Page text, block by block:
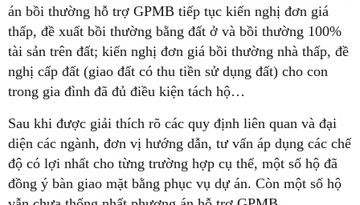
án bồi thường hỗ trợ GPMB tiếp tục kiến nghị đơn giá
thấp, đề xuất bồi thường bằng đất ở và bồi thường 100%
tài sản trên đất; kiến nghị đơn giá bồi thường nhà thấp, đề
nghị cấp đất (giao đất có thu tiền sử dụng đất) cho con
trong gia đình đã đủ điều kiện tách hộ…
Sau khi được giải thích rõ các quy định liên quan và đại
diện các ngành, đơn vị hướng dẫn, tư vấn áp dụng các chế
độ có lợi nhất cho từng trường hợp cụ thể, một số hộ đã
đồng ý bàn giao mặt bằng phục vụ dự án. Còn một số hộ